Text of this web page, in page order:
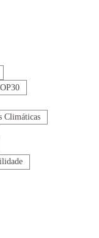
Climáticas